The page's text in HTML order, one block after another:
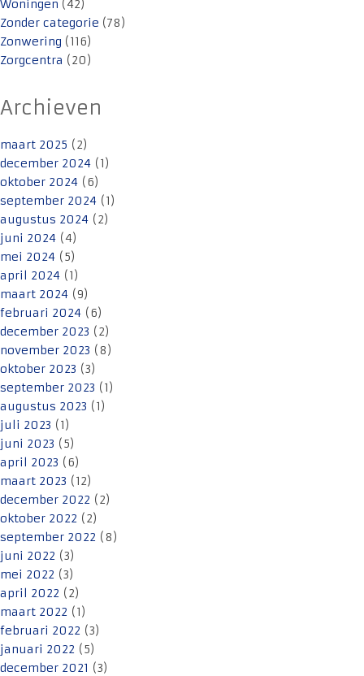
Woningen (42)
Zonder categorie (78)
Zonwering (116)
Zorgcentra (20)
Archieven
maart 2025 (2)
december 2024 (1)
oktober 2024 (6)
september 2024 (1)
augustus 2024 (2)
juni 2024 (4)
mei 2024 (5)
april 2024 (1)
maart 2024 (9)
februari 2024 (6)
december 2023 (2)
november 2023 (8)
oktober 2023 (3)
september 2023 (1)
augustus 2023 (1)
juli 2023 (1)
juni 2023 (5)
april 2023 (6)
maart 2023 (12)
december 2022 (2)
oktober 2022 (2)
september 2022 (8)
juni 2022 (3)
mei 2022 (3)
april 2022 (2)
maart 2022 (1)
februari 2022 (3)
januari 2022 (5)
december 2021 (3)